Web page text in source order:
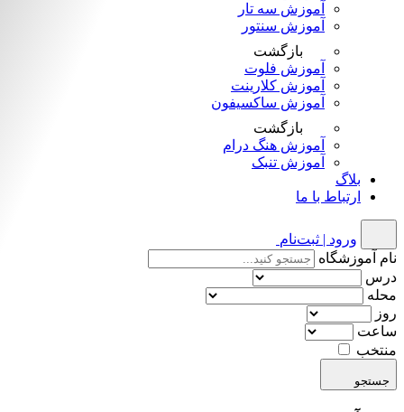
آموزش سه تار
آموزش سنتور
بازگشت
آموزش فلوت
آموزش کلارینت
آموزش ساکسیفون
بازگشت
آموزش هنگ درام
آموزش تنبک
بلاگ
ارتباط با ما
ورود | ثبت‌نام
نام آموزشگاه
درس
محله
روز
ساعت
منتخب
جستجو